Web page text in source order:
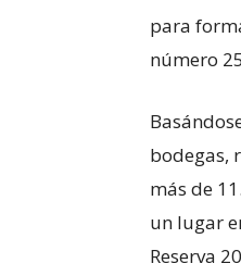
para
número
bodegas,
más de
un lugar
Reserva